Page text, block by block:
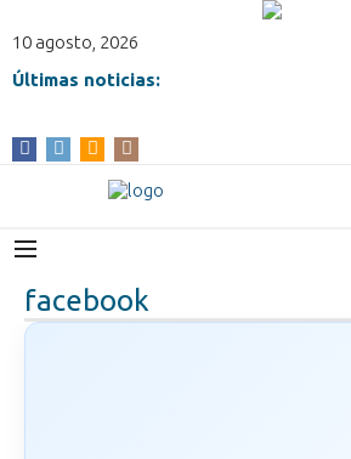
10 agosto, 2026
Últimas noticias:
facebook